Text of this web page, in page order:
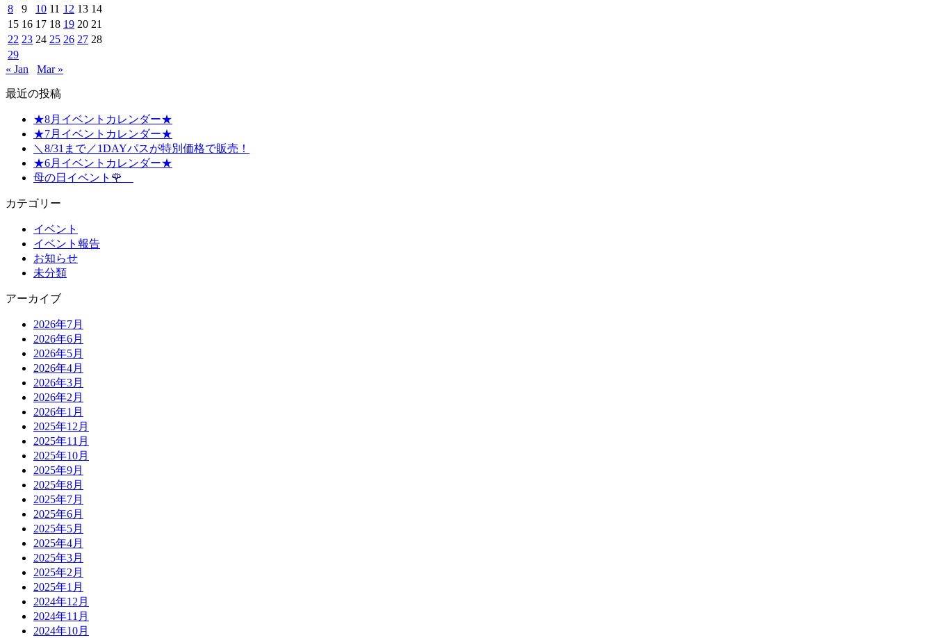
8
9 10 11 12 13 14
15 16 17 18 19 20 21
22 23 24 25 26 27 28
29
« Jan
Mar »
最近の投稿
★8月イベントカレンダー★
★7月イベントカレンダー★
＼8/31まで／1DAYパスが特別価格で販売！
★6月イベントカレンダー★
母の日イベント🌹
カテゴリー
イベント
イベント報告
お知らせ
未分類
アーカイブ
2026年7月
2026年6月
2026年5月
2026年4月
2026年3月
2026年2月
2026年1月
2025年12月
2025年11月
2025年10月
2025年9月
2025年8月
2025年7月
2025年6月
2025年5月
2025年4月
2025年3月
2025年2月
2025年1月
2024年12月
2024年11月
2024年10月